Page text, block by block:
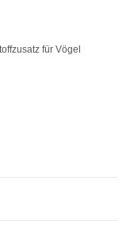
für Vögel